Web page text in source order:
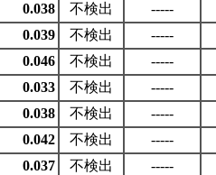
0.038 不検出
-----
0.039 不検出
-----
0.046 不検出
-----
0.033 不検出
-----
0.038 不検出
-----
0.042 不検出
-----
0.037 不検出
-----